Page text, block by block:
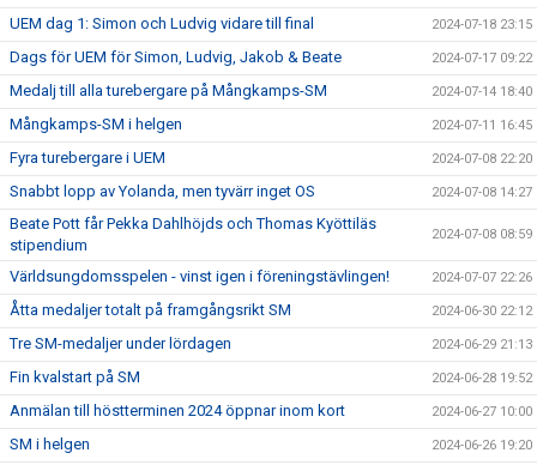
UEM dag 1: Simon och Ludvig vidare till final 2024-07-18 23:15
Dags för UEM för Simon, Ludvig, Jakob & Beate 2024-07-17 09:22
Medalj till alla turebergare på Mångkamps-SM 2024-07-14 18:40
Mångkamps-SM i helgen 2024-07-11 16:45
Fyra turebergare i UEM 2024-07-08 22:20
Snabbt lopp av Yolanda, men tyvärr inget OS 2024-07-08 14:27
Beate Pott får Pekka Dahlhöjds och Thomas Kyöttiläs
stipendium
2024-07-08 08:59
Världsungdomsspelen - vinst igen i föreningstävlingen! 2024-07-07 22:26
Åtta medaljer totalt på framgångsrikt SM 2024-06-30 22:12
Tre SM-medaljer under lördagen 2024-06-29 21:13
Fin kvalstart på SM 2024-06-28 19:52
Anmälan till höstterminen 2024 öppnar inom kort 2024-06-27 10:00
SM i helgen 2024-06-26 19:20